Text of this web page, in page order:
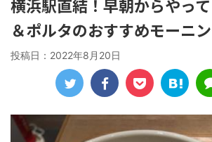
横浜駅直結！早朝からやっ
＆ポルタのおすすめモーニ
投稿日： 2022年8月20日